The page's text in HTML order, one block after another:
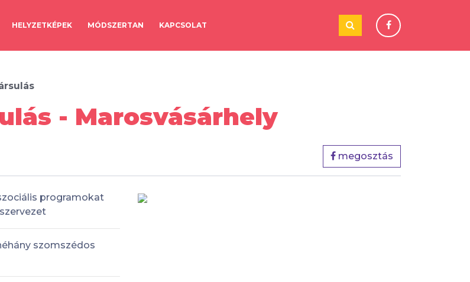
HELYZETKÉPEK MÓDSZERTAN KAPCSOLAT
- Marosvásárhely
megosztás
programokat
szomszédos